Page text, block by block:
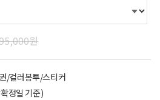
원
/컬러봉투/스티커
정일 기준)